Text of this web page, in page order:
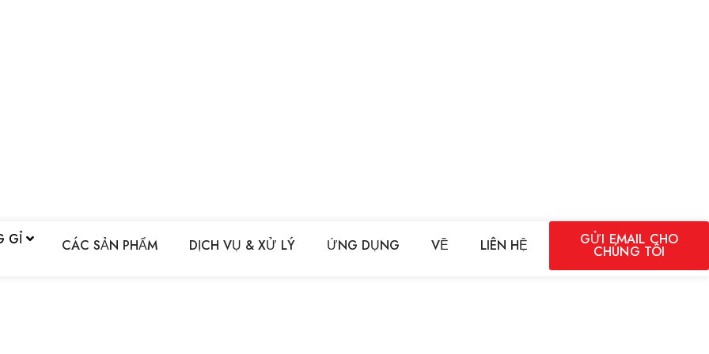
GỈ CÁC SẢN PHẨM DỊCH VỤ & XỬ LÝ ỨNG DỤNG VỀ LIÊN HỆ GỬI EMAIL CHO
CHÚNG TÔI